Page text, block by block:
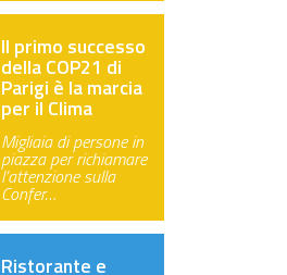
Il primo successo
della COP21 di
Parigi è la marcia
per il Clima
Migliaia di persone in
piazza per richiamare
l’attenzione sulla
Confer…
Ristorante e